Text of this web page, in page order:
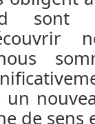
sont
un
de sens